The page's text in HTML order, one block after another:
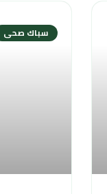
سباك صحى